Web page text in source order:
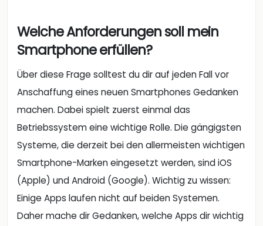
Welche Anforderungen soll mein
Smartphone erfüllen?
Über diese Frage solltest du dir auf jeden Fall vor
Anschaffung eines neuen Smartphones Gedanken
machen. Dabei spielt zuerst einmal das
Betriebssystem eine wichtige Rolle. Die gängigsten
Systeme, die derzeit bei den allermeisten wichtigen
Smartphone-Marken eingesetzt werden, sind iOS
(Apple) und Android (Google). Wichtig zu wissen:
Einige Apps laufen nicht auf beiden Systemen.
Daher mache dir Gedanken, welche Apps dir wichtig